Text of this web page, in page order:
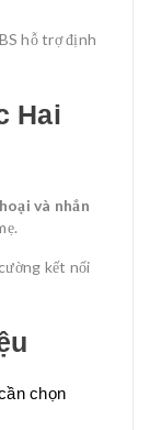
hỗ trợ định
Hai
và nhắn
kết nối
chọn